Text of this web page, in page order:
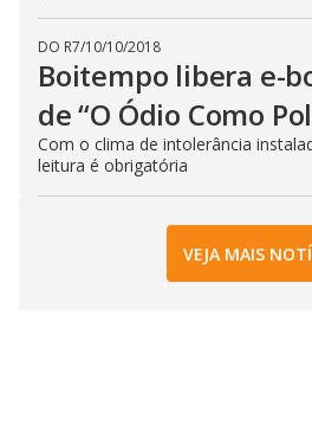
DO R7/10/10/2018
Boitempo libera e-
de “O Ódio Como
Com o clima de intolerância
leitura é obrigatória
VEJA MAIS